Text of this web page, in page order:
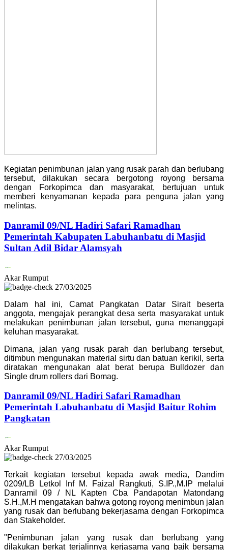
Kegiatan penimbunan jalan yang rusak parah dan berlubang
tersebut, dilakukan secara bergotong royong bersama
dengan Forkopimca dan masyarakat, bertujuan untuk
memberi kenyamanan kepada para penguna jalan yang
melintas.
Danramil 09/NL Hadiri Safari Ramadhan
Pemerintah Kabupaten Labuhanbatu di Masjid
Sultan Adil Bidar Alamsyah
Akar Rumput
27/03/2025
Dalam hal ini, Camat Pangkatan Datar Sirait beserta
anggota, mengajak perangkat desa serta masyarakat untuk
melakukan penimbunan jalan tersebut, guna menanggapi
keluhan masyarakat.
Dimana, jalan yang rusak parah dan berlubang tersebut,
ditimbun mengunakan material sirtu dan batuan kerikil, serta
diratakan mengunakan alat berat berupa Bulldozer dan
Single drum rollers dari Bomag.
Danramil 09/NL Hadiri Safari Ramadhan
Pemerintah Labuhanbatu di Masjid Baitur Rohim
Pangkatan
Akar Rumput
27/03/2025
Terkait kegiatan tersebut kepada awak media, Dandim
0209/LB Letkol Inf M. Faizal Rangkuti, S.IP.,M.IP melalui
Danramil 09 / NL Kapten Cba Pandapotan Matondang
S.H.,M.H mengatakan bahwa gotong royong menimbun jalan
yang rusak dan berlubang bekerjasama dengan Forkopimca
dan Stakeholder.
"Penimbunan jalan yang rusak dan berlubang yang
dilakukan berkat terjalinnya kerjasama yang baik bersama